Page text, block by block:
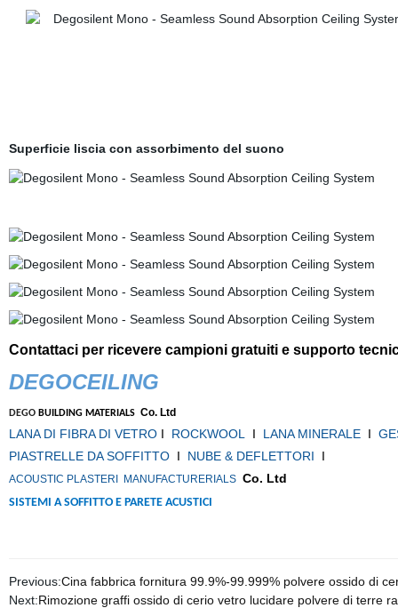
Superficie liscia con assorbimento del suono
Contattaci per ricevere campioni gratuiti e supporto
DEGOCEILING
DEGOBUILDING MATERIALS Co. Ltd
LANA DI FIBRA DI VETROI ROCKWOOL I LANA MINERALE I
PIASTRELLE DA SOFFITTO I NUBE & DEFLETTORI I
ACOUSTIC PLASTERI MANUFACTURERIALS Co. Ltd
SISTEMI A SOFFITTO E PARETE ACUSTICI
Previous:Cina fabbrica fornitura 99.9%-99.999% polvere ossido di
Next:Rimozione graffi ossido di cerio vetro lucidare polvere di terre